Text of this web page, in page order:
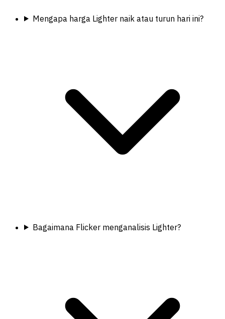
Mengapa harga Lighter naik atau turun hari ini?
Bagaimana Flicker menganalisis Lighter?